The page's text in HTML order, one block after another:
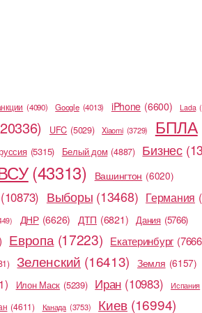
(4090) Google (4013) iPhone (6600) Lada
UFC (5029) Xiaomi (3729) БПЛА
(5315) Белый дом (4887) Бизнес
(43313) Вашингтон (6020)
(10873) Выборы (13468) Германия
ДНР (6626) ДТП (6821) Дания (5766)
Европа (17223) Екатеринбург
Зеленский (16413) Земля (6157)
Илон Маск (5239) Иран (10983) Испания
(4611) Канада (3753) Киев (16994)